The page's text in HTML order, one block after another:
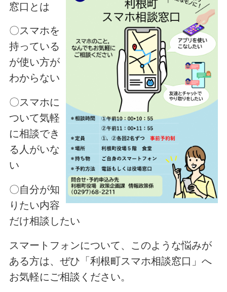
窓口とは
〇スマホを
持っている
が使い方が
わからない
〇スマホに
ついて気軽
に相談でき
る人がいな
い
〇自分が知
りたい内容
だけ相談したい
スマートフォンについて、このような悩みが
ある方は、ぜひ「利根町スマホ相談窓口」へ
お気軽にご相談ください。